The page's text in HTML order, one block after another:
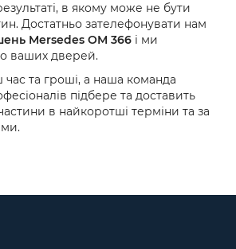
в якому може не бути
Достатньо зателефонувати нам
Mersedes OM 366 і ми
ваших дверей.
та гроші, а наша команда
підбере та доставить
в найкоротші терміни та за